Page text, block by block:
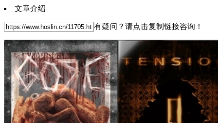
文章介绍
有疑问？请点击复制链接咨询！